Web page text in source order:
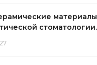
материалы
стоматологии